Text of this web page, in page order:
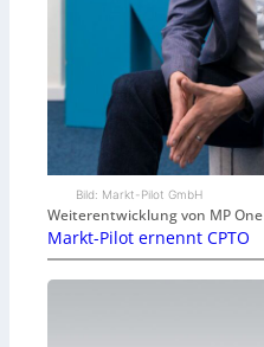
Bild: Markt-Pilot GmbH
Weiterentwicklung von MP One
Markt-Pilot ernennt CPTO